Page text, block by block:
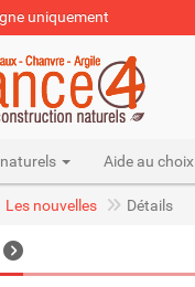
uniquement
Aide au choix
Les nouvelles Détails